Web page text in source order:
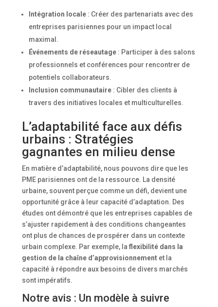
Intégration locale: Créer des partenariats avec des
entreprises parisiennes pour un impact local
maximal.
Événements de réseautage: Participer à des salons
professionnels et conférences pour rencontrer de
potentiels collaborateurs.
Inclusion communautaire: Cibler des clients à
travers des initiatives locales et multiculturelles.
L’adaptabilité face aux défis
urbains : Stratégies
gagnantes en milieu dense
En matière d’adaptabilité, nous pouvons dire que les
PME parisiennes ont de la ressource. La densité
urbaine, souvent perçue comme un défi, devient une
opportunité grâce à leur capacité d’adaptation. Des
études ont démontré que les entreprises capables de
s’ajuster rapidement à des conditions changeantes
ont plus de chances de prospérer dans un contexte
urbain complexe. Par exemple, la flexibilité dans la
gestion de la chaîne d’approvisionnementet la
capacité à répondre aux besoins de divers marchés
sont impératifs.
Notre avis : Un modèle à suivre